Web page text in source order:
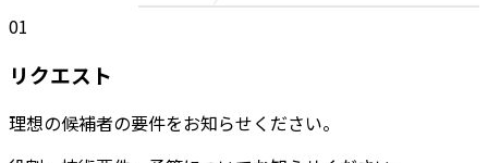
01
リクエスト
理想の候補者の要件をお知らせください。